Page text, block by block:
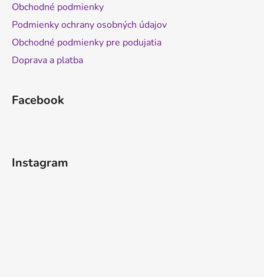
Obchodné podmienky
Podmienky ochrany osobných údajov
Obchodné podmienky pre podujatia
Doprava a platba
Facebook
Instagram